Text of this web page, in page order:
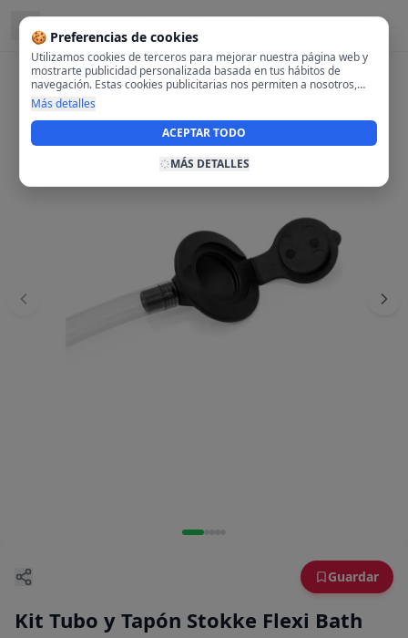
🍪 Preferencias de cookies
Utilizamos cookies de terceros para mejorar nuestra página web y
mostrarte publicidad personalizada basada en tus hábitos de
navegación. Estas cookies publicitarias nos permiten a nosotros,
analizar tu navegación en nuestra página y en internet para
mostrarte anuncios relevantes para ti. Al activarlas, aceptas el uso
de cookies para fines publicitarios y la recopilación y tratamiento de
tus datos de navegación, incluyendo la posible compartición de
Más detalles
ACEPTAR TODO
MÁS DETALLES
Guardar
Kit Tubo y Tapón Stokke Flexi Bath